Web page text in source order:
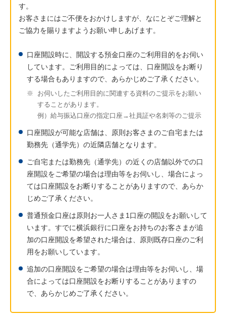
す。
お客さまにはご不便をおかけしますが、なにとぞご理解と
ご協力を賜りますようお願い申しあげます。
口座開設時に、開設する預金口座のご利用目的をお伺い
しています。ご利用目的によっては、口座開設をお断り
する場合もありますので、あらかじめご了承ください。
※
お伺いしたご利用目的に関連する資料のご提示をお願い
することがあります。
例）給与振込口座の指定口座→社員証や名刺等のご提示
口座開設が可能な店舗は、原則お客さまのご自宅または
勤務先（通学先）の近隣店舗となります。
ご自宅または勤務先（通学先）の近くの店舗以外での口
座開設をご希望の場合は理由等をお伺いし、場合によっ
ては口座開設をお断りすることがありますので、あらか
じめご了承ください。
普通預金口座は原則お一人さま1口座の開設をお願いして
います。すでに横浜銀行に口座をお持ちのお客さまが追
加の口座開設を希望された場合は、原則既存口座のご利
用をお願いしています。
追加の口座開設をご希望の場合は理由等をお伺いし、場
合によっては口座開設をお断りすることがありますの
で、あらかじめご了承ください。